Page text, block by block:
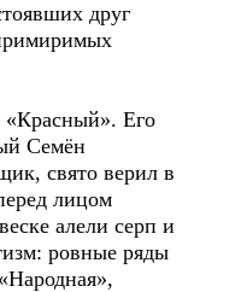
друг
«Красный». Его
Семён
свято верил в
лицом
алели серп и
ровные ряды